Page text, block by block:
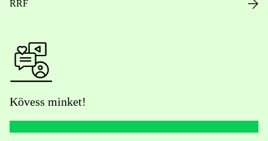
RRF
Kövess minket!